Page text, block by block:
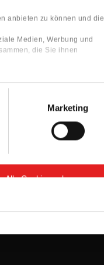
anbieten zu können und die
Medien, Werbung und
die Sie ihnen
Marketing
Alle Cookies zulassen